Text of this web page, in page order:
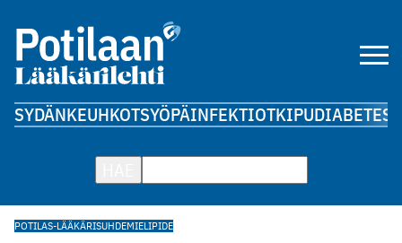
SYDÄNKEUHKOTSYÖPÄINFEKTIOTKIPUDIABETES
POTILAS-LÄÄKÄRISUHDEMIELIPIDE